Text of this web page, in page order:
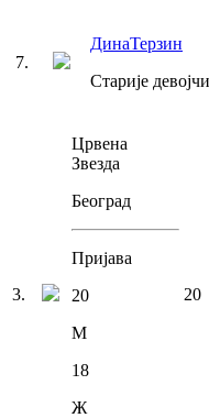
7.
ДинаТерзин
Старије
3.
Црвена
Звезда
Београд
Пријава
20
М
18
Ж
20